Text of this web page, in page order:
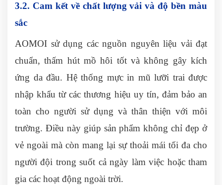
3.2. Cam kết về chất lượng vải và độ bền màu
sắc
AOMOI sử dụng các nguồn nguyên liệu vải đạt
chuẩn, thấm hút mồ hôi tốt và không gây kích
ứng da đầu. Hệ thống mực in mũ lưỡi trai được
nhập khẩu từ các thương hiệu uy tín, đảm bảo an
toàn cho người sử dụng và thân thiện với môi
trường. Điều này giúp sản phẩm không chỉ đẹp ở
vẻ ngoài mà còn mang lại sự thoải mái tối đa cho
người đội trong suốt cả ngày làm việc hoặc tham
gia các hoạt động ngoài trời.